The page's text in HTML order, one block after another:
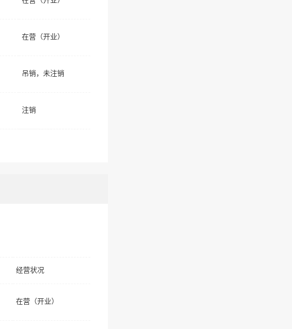
在营（开业）
吊销，未注销
注销
经营状况
在营（开业）